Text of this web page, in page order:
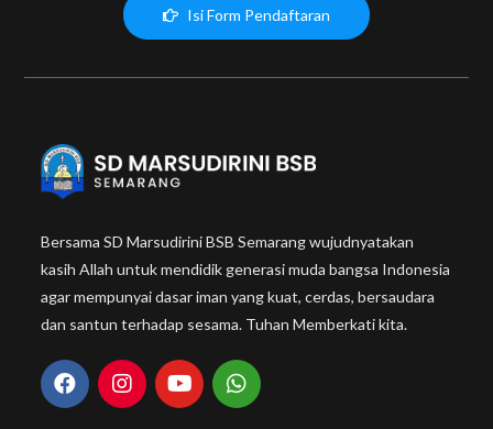
Isi Form Pendaftaran
Bersama SD Marsudirini BSB Semarang wujudnyatakan
kasih Allah untuk mendidik generasi muda bangsa Indonesia
agar mempunyai dasar iman yang kuat, cerdas, bersaudara
dan santun terhadap sesama. Tuhan Memberkati kita.